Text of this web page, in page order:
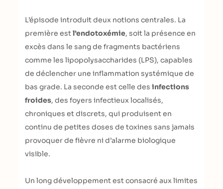
L’épisode introduit deux notions centrales. La
première estl’endotoxémie, soit la présence en
excès dans le sang de fragments bactériens
comme les lipopolysaccharides (LPS), capables
de déclencher une inflammation systémique de
bas grade. La seconde est celle des infections
froides, des foyers infectieux localisés,
chroniques et discrets, qui produisent en
continu de petites doses de toxines sans jamais
provoquer de fièvre ni d’alarme biologique
visible.
Un long développement est consacré aux limites